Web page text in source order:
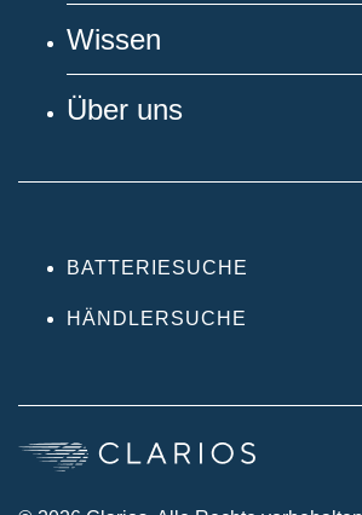
Wissen
Über uns
BATTERIESUCHE
HÄNDLERSUCHE